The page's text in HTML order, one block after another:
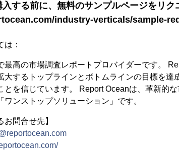
入する前に、無料のサンプルページをリク
industry-verticals/sample-
は：
最高の市場調査レポートプロバイダーです。
大するトップラインとボトムラインの目標を達
とを信じています。 Report Oceanは、革新的
ワンストップソリューション」です。
お問合せ先】